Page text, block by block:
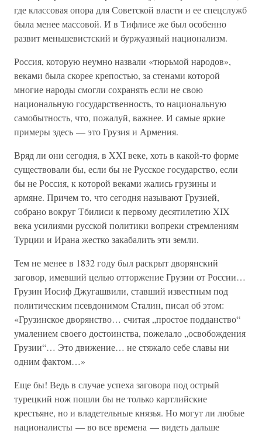
где классовая опора для Советской власти и ее спецслужб
была менее массовой. И в Тифлисе же был особенно
развит меньшевистский и буржуазный национализм.
Россия, которую неумно назвали «тюрьмой народов»,
веками была скорее крепостью, за стенами которой
многие народы смогли сохранять если не свою
национальную государственность, то национальную
самобытность, что, пожалуй, важнее. И самые яркие
примеры здесь — это Грузия и Армения.
Вряд ли они сегодня, в XXI веке, хоть в какой-то форме
существовали бы, если бы не Русское государство, если
бы не Россия, к которой веками жались грузины и
армяне. Причем то, что сегодня называют Грузией,
собрано вокруг Тбилиси к первому десятилетию XIX
века усилиями русской политики вопреки стремлениям
Турции и Ирана жестко закабалить эти земли.
Тем не менее в 1832 году был раскрыт дворянский
заговор, имевший целью отторжение Грузии от России…
Грузин Иосиф Джугашвили, ставший известным под
политическим псевдонимом Сталин, писал об этом:
«Грузинское дворянство… считая „простое подданство“
умалением своего достоинства, пожелало „освобождения
Грузии“… Это движение… не стяжало себе славы ни
одним фактом…»
Еще бы! Ведь в случае успеха заговора под острый
турецкий нож пошли бы не только картлийские
крестьяне, но и владетельные князья. Но могут ли любые
националисты — во все времена — видеть дальше